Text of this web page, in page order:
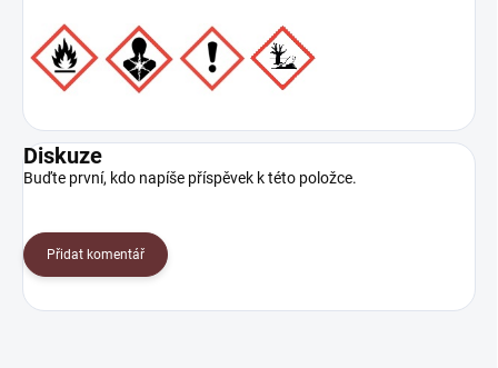
Diskuze
Buďte první, kdo napíše příspěvek k této položce.
Přidat komentář